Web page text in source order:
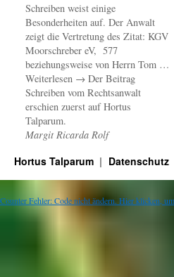
Schreiben weist einige
Besonderheiten auf. Der Anwalt
zeigt die Vertretung des Zitat: KGV
Moorschreber eV, 577
beziehungsweise von Herrn Tom …
Weiterlesen → Der Beitrag
Schreiben vom Rechtsanwalt
erschien zuerst auf Hortus
Talparum.
Margit Ricarda Rolf
Hortus Talparum Datenschutz
Counter Fehler: Code nicht ändern. Hier klicken,